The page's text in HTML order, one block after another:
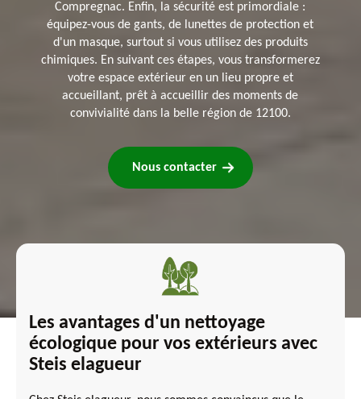
Compregnac. Enfin, la sécurité est primordiale :
équipez-vous de gants, de lunettes de protection et
d'un masque, surtout si vous utilisez des produits
chimiques. En suivant ces étapes, vous transformerez
votre espace extérieur en un lieu propre et
accueillant, prêt à accueillir des moments de
convivialité dans la belle région de 12100.
Nous contacter
Les avantages d'un nettoyage
écologique pour vos extérieurs avec
Steis elagueur